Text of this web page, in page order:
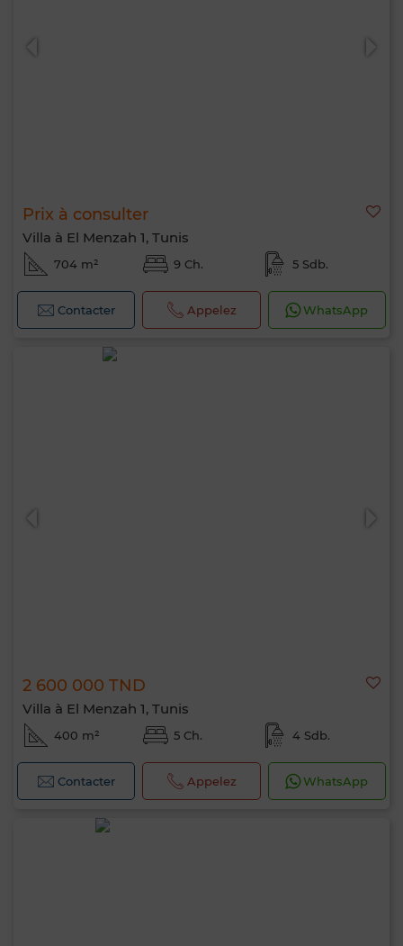
Prix à consulter
Villa à El Menzah 1, Tunis
704 m² 9 Ch. 5 Sdb.
Contacter Appelez WhatsApp
2 600 000 TND
Villa à El Menzah 1, Tunis
400 m² 5 Ch. 4 Sdb.
Contacter Appelez WhatsApp